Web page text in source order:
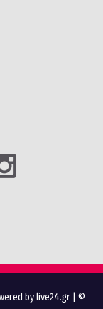
by live24.gr | ©